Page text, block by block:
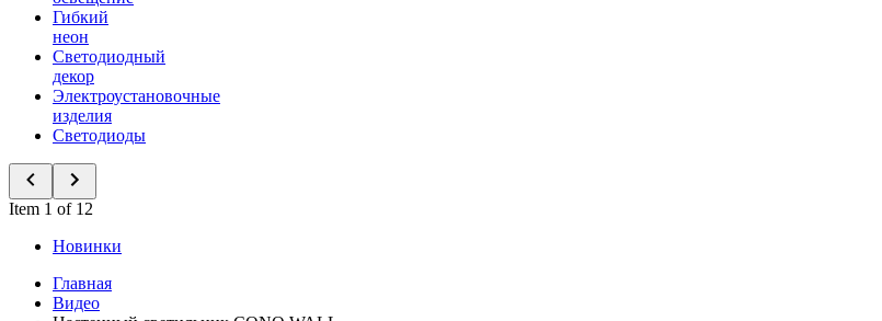
Гибкий
неон
Светодиодный
декор
Электроустановочные
изделия
Светодиоды
Item 1 of 12
Новинки
Главная
Видео